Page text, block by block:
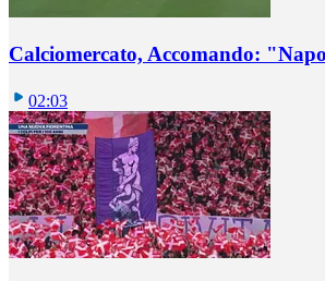
Calciomercato, Accomando:
02:03